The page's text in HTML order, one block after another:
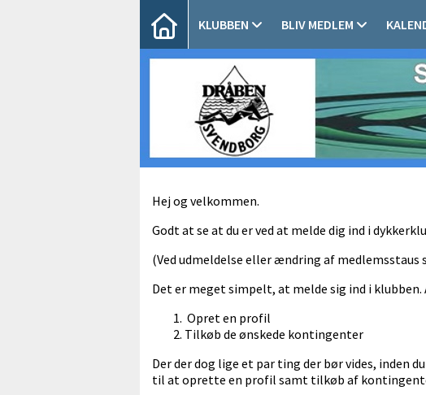
KLUBBEN BLIV MEDLEM
Hej og velkommen.
Godt at se at du er ved at melde dig ind i
(Ved udmeldelse eller ændring af medlemsstaus
Det er meget simpelt, at melde sig ind i klubben.
Opret en profil
Tilkøb de ønskede kontingenter
Der der dog lige et par ting der bør vides, inden
til at oprette en profil samt tilkøb af